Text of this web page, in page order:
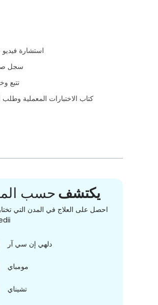
استشارة
سجل
تتبع
يكتشفحسب
احصل على العلاج في المدن التي
دلهي إن سي آر
مومباي
تشيناي